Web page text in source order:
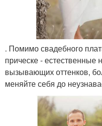
. Помимо свадебного
прическе -
вызывающих оттенков,
меняйте себя до